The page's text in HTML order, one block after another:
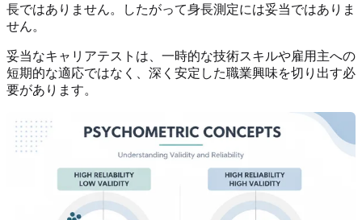
長ではありません。したがって身長測定には妥当ではありま
せん。
妥当なキャリアテストは、一時的な技術スキルや雇用主への
短期的な適応ではなく、深く安定した職業興味を切り出す必
要があります。